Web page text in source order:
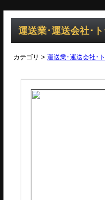
運送業･運送会社･
カテゴリ >運送業･運送会社･